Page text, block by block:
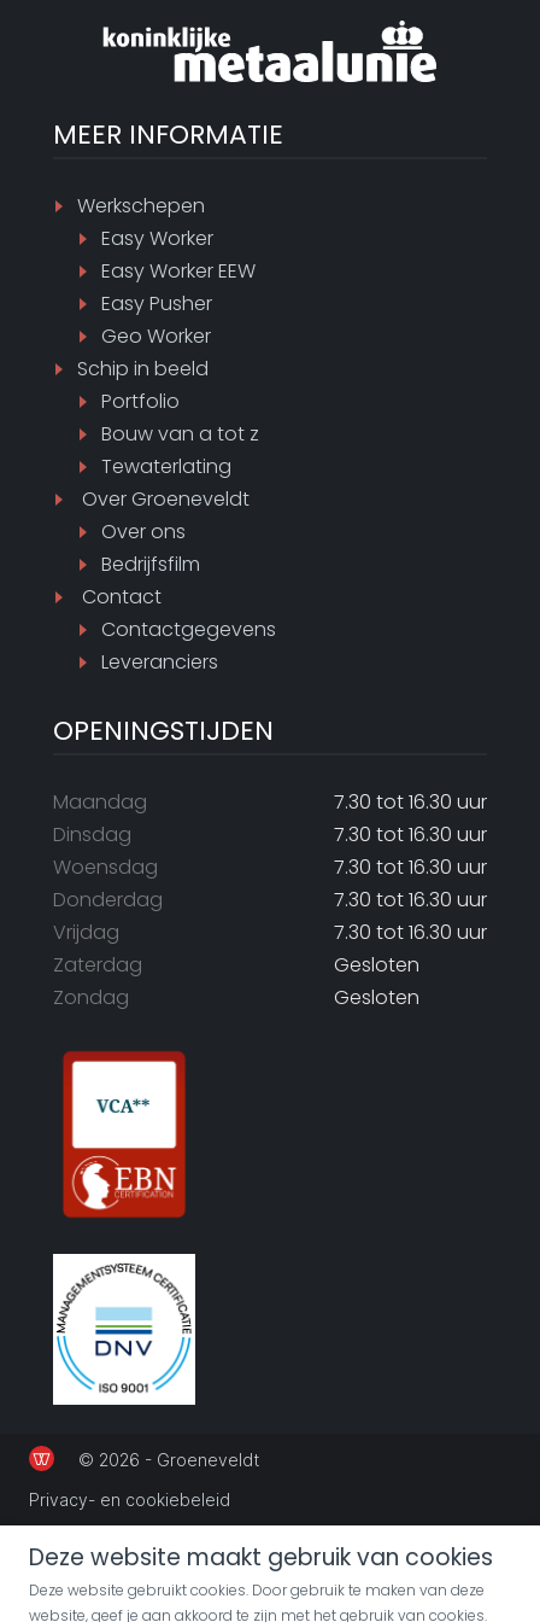
MEER INFORMATIE
Werkschepen
Easy Worker
Easy Worker EEW
Easy Pusher
Geo Worker
Schip in beeld
Portfolio
Bouw van a tot z
Tewaterlating
Over Groeneveldt
Over ons
Bedrijfsfilm
Contact
Contactgegevens
Leveranciers
OPENINGSTIJDEN
Maandag
Dinsdag
Woensdag
Donderdag
Vrijdag
Zaterdag
Zondag
7.30 tot 16.30 uur
7.30 tot 16.30 uur
7.30 tot 16.30 uur
7.30 tot 16.30 uur
7.30 tot 16.30 uur
Gesloten
Gesloten
© 2026 - Groeneveldt
Privacy- en cookiebeleid
Deze website maakt gebruik van cookies
Deze website gebruikt cookies. Door gebruik te maken van deze
website, geef je aan akkoord te zijn met het gebruik van cookies.